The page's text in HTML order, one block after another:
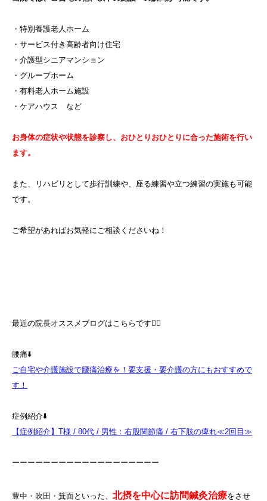
・特別養護老人ホーム
・サービス付き高齢者向け住宅
・介護型シニアマンション
・グループホーム
・有料老人ホーム施設
・ケアハウス など
お身体の症状や状態を診察し、おひとりおひとりに合った施術を行い
ます。
また、リハビリとして歩行訓練や、座る練習や立つ練習の実施も可能
です。
ご希望があればお気軽にご相談くださいね！
最近の院長オススメブログはこちらです💁‍♀️
腰痛⬇️
ご自宅や介護施設で腰痛治療を！要支援・要介護の方にもおすすめで
す！
症例紹介⬇️
【症例紹介】T様 / 80代 / 男性：右股関節痛 / 右下肢の痺れ≪2回目≫
ーーーーーーーーーーーーーーーーーーー
豊中・吹田・箕面といった、 北摂を中心に訪問鍼灸治療をさせ